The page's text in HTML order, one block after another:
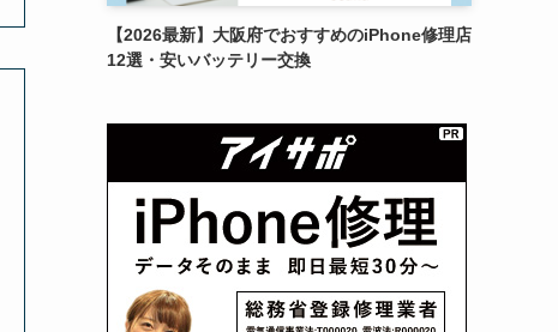
【2026最新】大阪府でおすすめのiPhone修理店
12選・安いバッテリー交換